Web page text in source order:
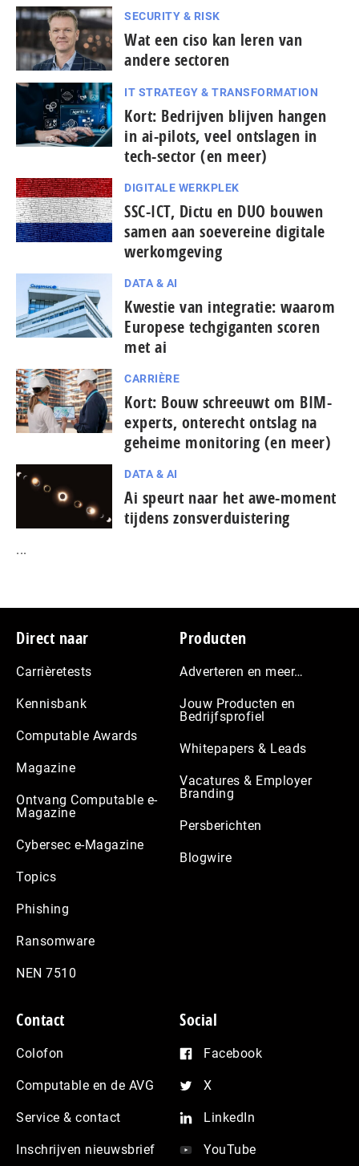
SECURITY & RISK
Wat een ciso kan leren van
andere sectoren
IT STRATEGY & TRANSFORMATION
Kort: Bedrijven blijven hangen
in ai-pilots, veel ontslagen in
tech-sector (en meer)
DIGITALE WERKPLEK
SSC-ICT, Dictu en DUO bouwen
samen aan soevereine digitale
werkomgeving
DATA & AI
Kwestie van integratie: waarom
Europese tech­gi­gan­ten scoren
met ai
CARRIÈRE
Kort: Bouw schreeuwt om BIM-
experts, onterecht ontslag na
geheime monitoring (en meer)
DATA & AI
Ai speurt naar het awe-moment
tijdens zonsverduistering
...
Footer
Direct naar
Carrièretests
Kennisbank
Computable Awards
Magazine
Ontvang Computable e-
Magazine
Cybersec e-Magazine
Topics
Phishing
Ransomware
NEN 7510
Producten
Adverteren en meer…
Jouw Producten en
Bedrijfsprofiel
Whitepapers & Leads
Vacatures & Employer
Branding
Persberichten
Blogwire
Contact
Colofon
Computable en de AVG
Service & contact
Inschrijven nieuwsbrief
Social
Facebook
X
LinkedIn
YouTube